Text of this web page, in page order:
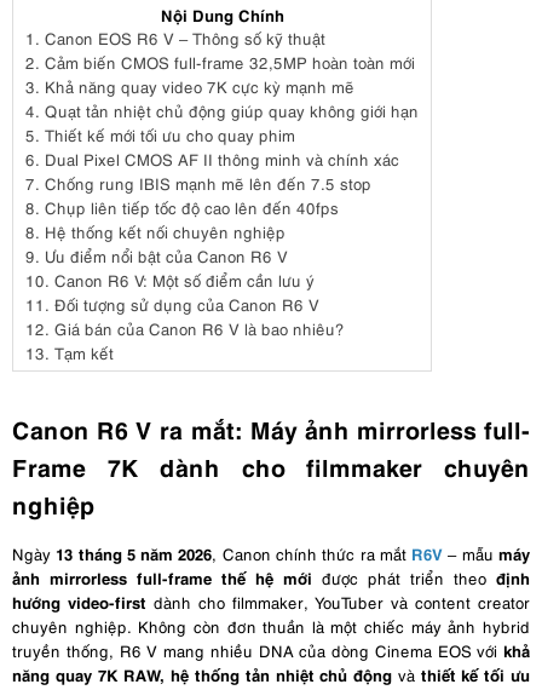
Nội Dung Chính
1. Canon EOS R6 V – Thông số kỹ thuật
2. Cảm biến CMOS full-frame 32,5MP hoàn toàn mới
3. Khả năng quay video 7K cực kỳ mạnh mẽ
4. Quạt tản nhiệt chủ động giúp quay không giới hạn
5. Thiết kế mới tối ưu cho quay phim
6. Dual Pixel CMOS AF II thông minh và chính xác
7. Chống rung IBIS mạnh mẽ lên đến 7.5 stop
8. Chụp liên tiếp tốc độ cao lên đến 40fps
8. Hệ thống kết nối chuyên nghiệp
9. Ưu điểm nổi bật của Canon R6 V
10. Canon R6 V: Một số điểm cần lưu ý
11. Đối tượng sử dụng của Canon R6 V
12. Giá bán của Canon R6 V là bao nhiêu?
13. Tạm kết
Canon R6 V ra mắt: Máy ảnh mirrorless full-
Frame 7K dành cho filmmaker chuyên
nghiệp
Ngày 13 tháng 5 năm 2026, Canon chính thức ra mắt R6V – mẫu máy
ảnh mirrorless full-frame thế hệ mới được phát triển theo định
hướng video-first dành cho filmmaker, YouTuber và content creator
chuyên nghiệp. Không còn đơn thuần là một chiếc máy ảnh hybrid
truyền thống, R6 V mang nhiều DNA của dòng Cinema EOS với khả
năng quay 7K RAW, hệ thống tản nhiệt chủ động và thiết kế tối ưu